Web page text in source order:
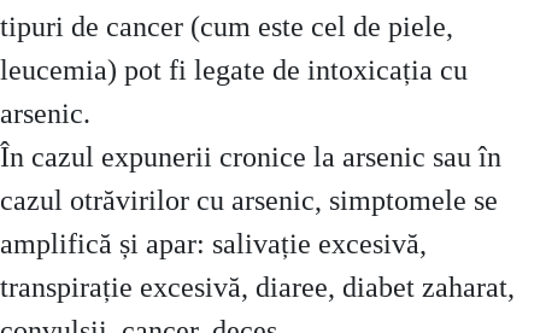
tipuri de cancer (cum este cel de piele,
leucemia) pot fi legate de intoxicația cu
arsenic.
În cazul expunerii cronice la arsenic sau în
cazul otrăvirilor cu arsenic, simptomele se
amplifică și apar: salivație excesivă,
transpirație excesivă, diaree, diabet zaharat,